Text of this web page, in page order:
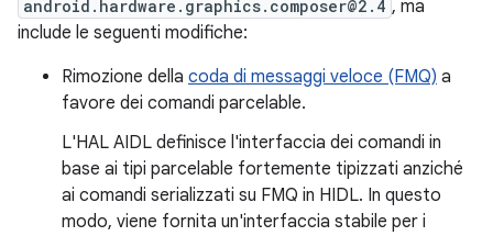
android.hardware.graphics.composer@2.4 , ma
include le seguenti modifiche:
Rimozione della coda di messaggi veloce (FMQ) a
favore dei comandi parcelable.
L'HAL AIDL definisce l'interfaccia dei comandi in
base ai tipi parcelable fortemente tipizzati anziché
ai comandi serializzati su FMQ in HIDL. In questo
modo, viene fornita un'interfaccia stabile per i